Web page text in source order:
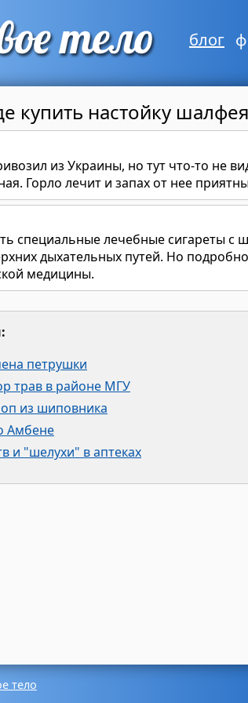
блог
купить настойку шалфея
из Украины, но тут что-то не
Горло лечит и запах от нее
специальные лечебные сигареты с
дыхательных путей. Но
медицины.
петрушки
трав в районе МГУ
из шиповника
Амбене
и "шелухи" в аптеках
тело